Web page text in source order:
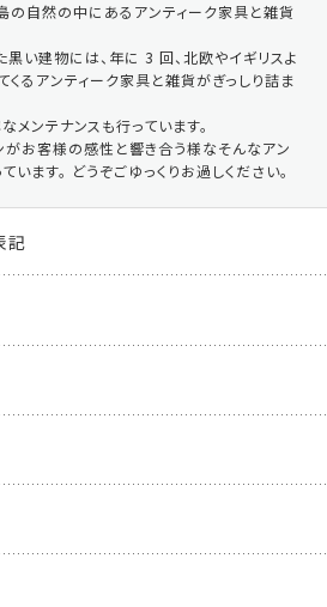
の自然の中にあるアンティーク家具と雑貨
い建物には、年に 3 回、北欧やイギリスよ
るアンティーク家具と雑貨がぎっしり詰ま
ンテナンスも行っています。
がお客様の感性と響き合う様なそんなアン
います。 どうぞごゆっくりお過しください。
記